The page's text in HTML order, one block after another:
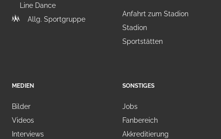
Line Dance
Allg. Sportgruppe
Anfahrt zum Stadion
Stadion
Sportstätten
MEDIEN
Bilder
Videos
Interviews
SONSTIGES
Jobs
Fanbereich
Akkreditierung